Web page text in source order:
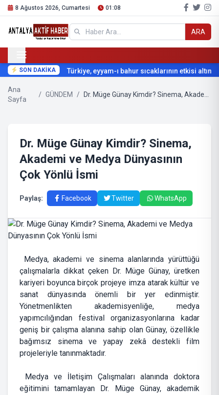
8 Ağustos 2026, Cumartesi 01:08
ARA
SON DAKİKA Türkiye, eyyam-ı bahur sıcaklarının etkisi altına
Ana
Sayfa
/ GÜNDEM /
Dr. Müge Günay Kimdir? Sinema,
Akademi ve Medya Dünyasının
Çok Yönlü İsmi
Paylaş: Facebook Twitter WhatsApp
Medya, akademi ve sinema alanlarında yürüttüğü
çalışmalarla dikkat çeken Dr. Müge Günay, üretken
kariyeri boyunca birçok projeye imza atarak kültür ve
sanat dünyasında önemli bir yer edinmiştir.
Yönetmenlikten akademisyenliğe, medya
yapımcılığından festival organizasyonlarına kadar
geniş bir çalışma alanına sahip olan Günay, özellikle
bağımsız sinema ve yapay zekâ destekli film
projeleriyle tanınmaktadır.
Medya ve İletişim Çalışmaları alanında doktora
eğitimini tamamlayan Dr. Müge Günay, akademik